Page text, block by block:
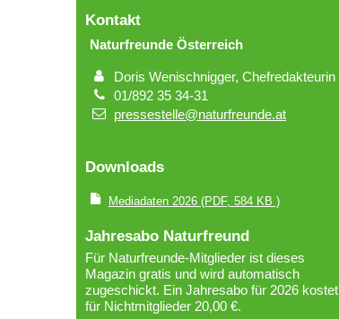
Kontakt
Naturfreunde Österreich
Doris Wenischnigger, Chefredakteurin
01/892 35 34-31
pressestelle@naturfreunde.at
Downloads
Mediadaten 2026(PDF, 584 KB )
Jahresabo Naturfreund
Für Naturfreunde-Mitglieder ist dieses
Magazin gratis und wird automatisch
zugeschickt. Ein Jahresabo für 2026 kostet
für Nichtmitglieder 20,00 €.